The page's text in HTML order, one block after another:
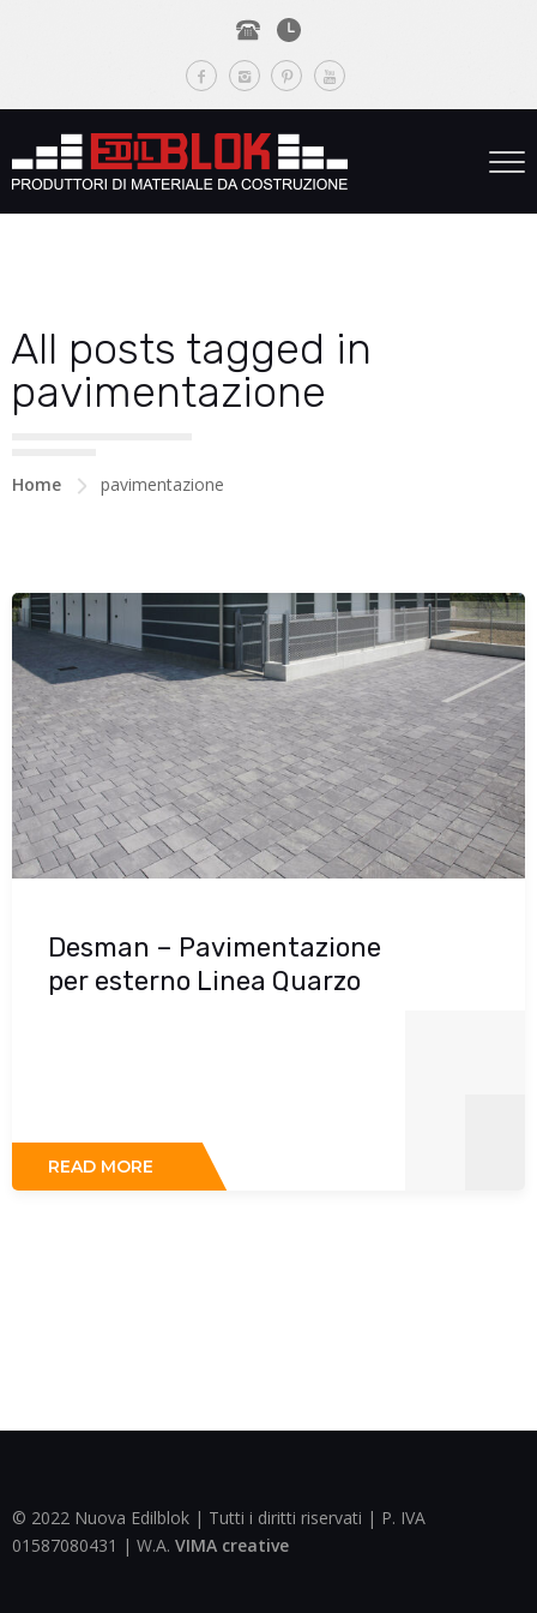
All posts tagged in
pavimentazione
Home pavimentazione
Desman – Pavimentazione
per esterno Linea Quarzo
READ MORE
© 2022 Nuova Edilblok | Tutti i diritti riservati | P. IVA
01587080431 | W.A. VIMA creative